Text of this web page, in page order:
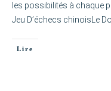
les possibilités à chaque
Jeu D’échecs chinoisLe
Lire